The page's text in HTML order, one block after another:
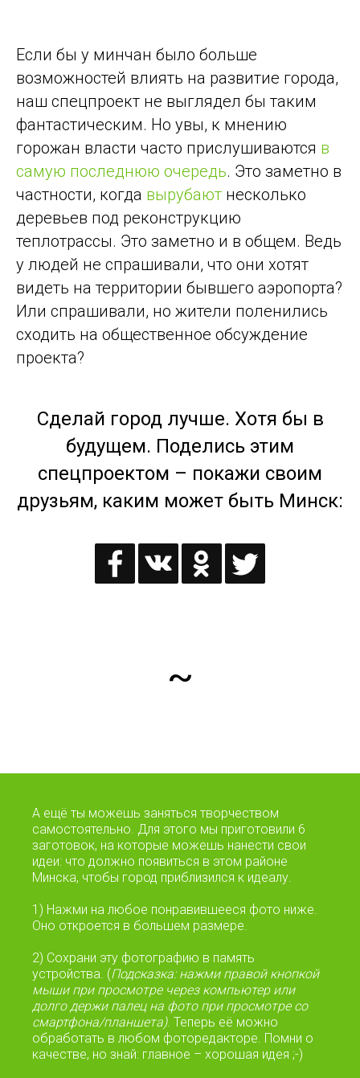
Если бы у минчан было больше
возможностей влиять на развитие города,
наш спецпроект не выглядел бы таким
фантастическим. Но увы, к мнению
горожан власти часто прислушиваются в
самую последнюю очередь. Это заметно в
частности, когда вырубают несколько
деревьев под реконструкцию
теплотрассы. Это заметно и в общем. Ведь
у людей не спрашивали, что они хотят
видеть на территории бывшего аэропорта?
Или спрашивали, но жители поленились
сходить на общественное обсуждение
проекта?
Сделай город лучше. Хотя бы в
будущем. Поделись этим
спецпроектом – покажи своим
друзьям, каким может быть Минск:
~
А ещё ты можешь заняться творчеством
самостоятельно. Для этого мы приготовили 6
заготовок, на которые можешь нанести свои
идеи: что должно появиться в этом районе
Минска, чтобы город приблизился к идеалу.
1) Нажми на любое понравившееся фото ниже.
Оно откроется в большем размере.
2) Сохрани эту фотографию в память
устройства. (Подсказка: нажми правой кнопкой
мыши при просмотре через компьютер или
долго держи палец на фото при просмотре со
смартфона/планшета). Теперь её можно
обработать в любом фоторедакторе. Помни о
качестве, но знай: главное – хорошая идея ;-)